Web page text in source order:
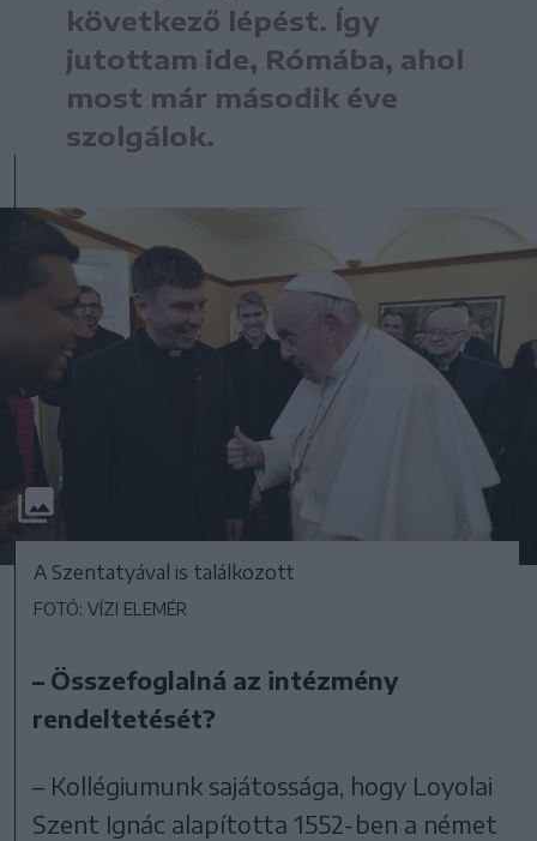
következő lépést. Így
jutottam ide, Rómába, ahol
most már második éve
szolgálok.
A Szentatyával is találkozott
FOTÓ: VÍZI ELEMÉR
– Összefoglalná az intézmény
rendeltetését?
– Kollégiumunk sajátossága, hogy Loyolai
Szent Ignác alapította 1552-ben a német